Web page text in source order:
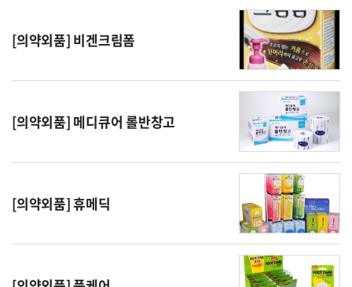
[의약외품] 비겐크림폼
[의약외품] 메디큐어 롤반창고
[의약외품] 휴메딕